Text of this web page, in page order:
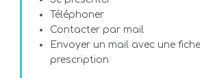
Téléphoner
Contacter par mail
Envoyer un mail avec une
prescription